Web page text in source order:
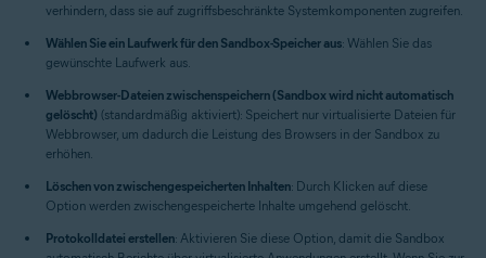
verhindern, dass sie auf zugriffsbeschränkte Systemkomponenten zugreifen.
Wählen Sie ein Laufwerk für den Sandbox-Speicher aus: Wählen Sie das
gewünschte Laufwerk aus.
Webbrowser-Dateien zwischenspeichern (Sandbox wird nicht automatisch
gelöscht) (standardmäßig aktiviert): Speichert nur virtualisierte Dateien für
Webbrowser, um dadurch die Leistung des Browsers in der Sandbox zu
erhöhen.
Löschen von zwischengespeicherten Inhalten: Durch Klicken auf diese
Option werden zwischengespeicherte Inhalte umgehend gelöscht.
Protokolldatei erstellen: Aktivieren Sie diese Option, damit die Sandbox